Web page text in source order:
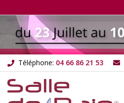
Téléphone: 04 66 86 21 53